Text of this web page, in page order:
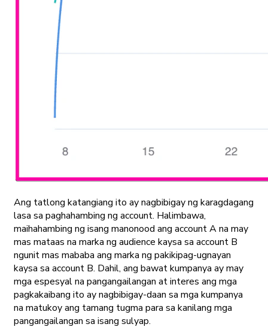
Ang tatlong katangiang ito ay nagbibigay ng karagdagang
lasa sa paghahambing ng account. Halimbawa,
maihahambing ng isang manonood ang account A na may
mas mataas na marka ng audience kaysa sa account B
ngunit mas mababa ang marka ng pakikipag-ugnayan
kaysa sa account B. Dahil, ang bawat kumpanya ay may
mga espesyal na pangangailangan at interes ang mga
pagkakaibang ito ay nagbibigay-daan sa mga kumpanya
na matukoy ang tamang tugma para sa kanilang mga
pangangailangan sa isang sulyap.